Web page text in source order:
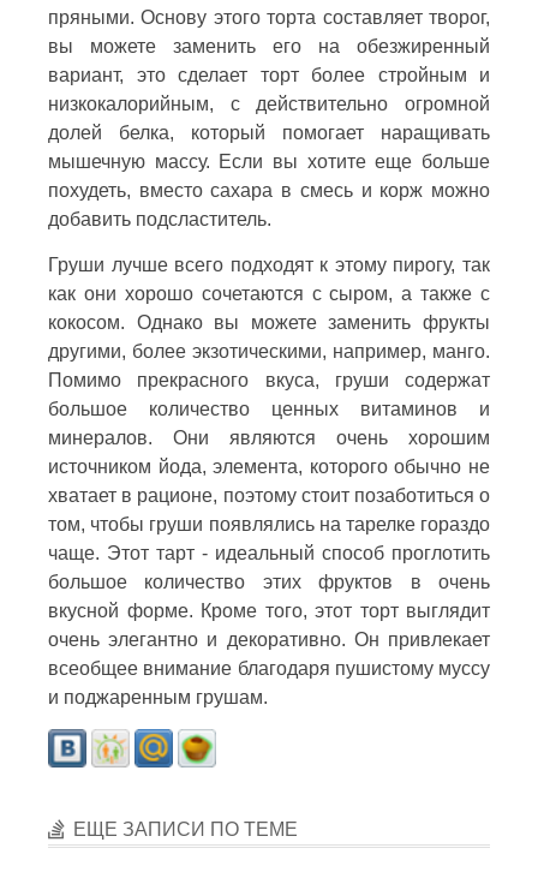
пряными. Основу этого торта составляет творог,
вы можете заменить его на обезжиренный
вариант, это сделает торт более стройным и
низкокалорийным, с действительно огромной
долей белка, который помогает наращивать
мышечную массу. Если вы хотите еще больше
похудеть, вместо сахара в смесь и корж можно
добавить подсластитель.
Груши лучше всего подходят к этому пирогу, так
как они хорошо сочетаются с сыром, а также с
кокосом. Однако вы можете заменить фрукты
другими, более экзотическими, например, манго.
Помимо прекрасного вкуса, груши содержат
большое количество ценных витаминов и
минералов. Они являются очень хорошим
источником йода, элемента, которого обычно не
хватает в рационе, поэтому стоит позаботиться о
том, чтобы груши появлялись на тарелке гораздо
чаще. Этот тарт - идеальный способ проглотить
большое количество этих фруктов в очень
вкусной форме. Кроме того, этот торт выглядит
очень элегантно и декоративно. Он привлекает
всеобщее внимание благодаря пушистому муссу
и поджаренным грушам.
ЕЩЕ ЗАПИСИ ПО ТЕМЕ